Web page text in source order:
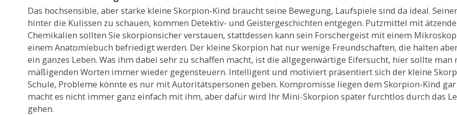
Das hochsensible, aber starke kleine Skorpion-Kind braucht seine Bewegung, Laufspiele sind da ideal.
hinter die Kulissen zu schauen, kommen Detektiv- und Geistergeschichten entgegen. Putzmittel mit
Chemikalien sollten Sie skorpionsicher verstauen, stattdessen kann sein Forschergeist mit einem
einem Anatomiebuch befriedigt werden. Der kleine Skorpion hat nur wenige Freundschaften, die halten
ein ganzes Leben. Was ihm dabei sehr zu schaffen macht, ist die allgegenwärtige Eifersucht, hier sollte man
mäßigenden Worten immer wieder gegensteuern. Intelligent und motiviert präsentiert sich der kleine
Schule, Probleme könnte es nur mit Autoritätspersonen geben. Kompromisse liegen dem Skorpion-Kind
macht es nicht immer ganz einfach mit ihm, aber dafür wird Ihr Mini-Skorpion später furchtlos durch das
gehen.